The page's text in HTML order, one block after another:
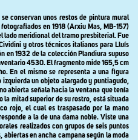
conservan unos restos de pintura mural
en 1918 (Arxiu Mas, MB-157)
lado meridional del tramo presbiterial. Fue
y otros técnicos italianos para Lluís
en 1932 de la colección Plandiura supuso
4530. El fragmento mide 165,5 cm
En el mismo se representa a una figura
un objeto alargado y puntiagudo,
abierta señala hacia la ventana que tenía
la mitad superior de su rostro, está situada
rojo, el cual es traspasado por la mano
a la de una dama noble. Viste una
realizados con grupos de seis puntos
en ancha campana según la moda